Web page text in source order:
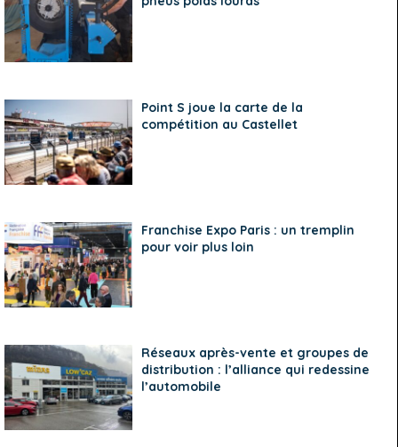
Point S joue la carte de la
compétition au Castellet
Franchise Expo Paris : un tremplin
pour voir plus loin
Réseaux après-vente et groupes de
distribution : l’alliance qui redessine
l’automobile